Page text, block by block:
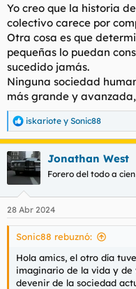
Yo creo que la historia
colectivo carece por
Otra cosa es que
pequeñas lo puedan
sucedido jamás.
Ninguna sociedad
más grande y
R
e
a
c
c
e
s
iskariote y Sonic88
Jonathan West
Forero del todo a cien
28 Abr 2024
Sonic88 rebuznó:
Hola amics, el otro día
imaginario de la vida y
devenir de la sociedad